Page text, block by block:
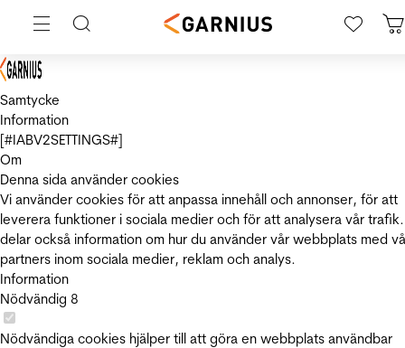
Samtycke
Information
[#IABV2SETTINGS#]
Om
Denna sida använder cookies
Vi använder cookies för att anpassa innehåll och annonser, för att
leverera funktioner i sociala medier och för att analysera vår
delar också information om hur du använder vår webbplats med
partners inom sociala medier, reklam och analys.
Information
Nödvändig 8
Nödvändiga cookies hjälper till att göra en webbplats användbar